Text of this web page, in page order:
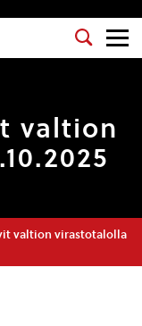
valtion
valtion virastotalolla